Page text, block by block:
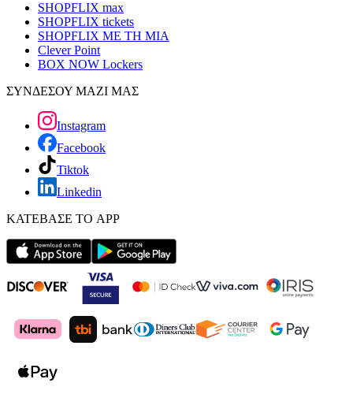
SHOPFLIX max
SHOPFLIX tickets
SHOPFLIX ΜΕ ΤΗ ΜΙΑ
Clever Point
BOX NOW Lockers
ΣΥΝΔΕΣΟΥ ΜΑΖΙ ΜΑΣ
Instagram
Facebook
Tiktok
Linkedin
ΚΑΤΕΒΑΣΕ ΤΟ APP